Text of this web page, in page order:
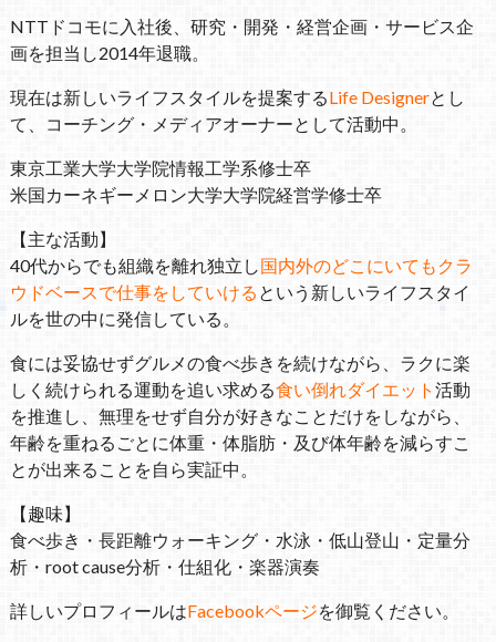
NTTドコモに入社後、研究・開発・経営企画・サービス企
画を担当し2014年退職。
現在は新しいライフスタイルを提案するLife Designerとし
て、コーチング・メディアオーナーとして活動中。
東京工業大学大学院情報工学系修士卒
米国カーネギーメロン大学大学院経営学修士卒
【主な活動】
40代からでも組織を離れ独立し 国内外のどこにいてもクラ
ウドベースで仕事をしていける という新しいライフスタイ
ルを世の中に発信している。
食には妥協せずグルメの食べ歩きを続けながら、ラクに楽
しく続けられる運動を追い求める食い倒れダイエット 活動
を推進し、無理をせず自分が好きなことだけをしながら、
年齢を重ねるごとに体重・体脂肪・及び体年齢を減らすこ
とが出来ることを自ら実証中。
【趣味】
食べ歩き・長距離ウォーキング・水泳・低山登山・定量分
析・root cause分析・仕組化・楽器演奏
詳しいプロフィールはFacebookページを御覧ください。